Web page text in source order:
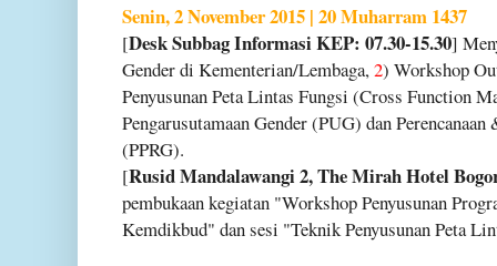
Senin, 2 November 2015 | 20 Muharram 1437
[Desk Subbag Informasi KEP: 07.30-15.30]
Gender di Kementerian/Lembaga,2) Workshop
Penyusunan Peta Lintas Fungsi (Cross Function
Pengarusutamaan Gender (PUG) dan
(PPRG).
[Rusid Mandalawangi 2, The Mirah Hotel
pembukaan kegiatan "Workshop Penyusunan
Kemdikbud" dan sesi "Teknik Penyusunan Peta